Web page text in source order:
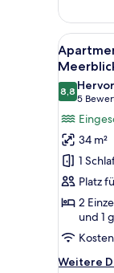
and
child)
Alle
Fotos
für
1
(Lateral
sea
view,
2
adults
12
8,88,8 von
5
(5
34 m²
1
Platz
2
und 1
Weitere
Weitere